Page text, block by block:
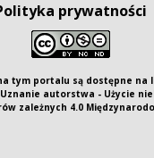
prywatności
tym portalu są dostępne na
autorstwa - Użycie
zależnych 4.0